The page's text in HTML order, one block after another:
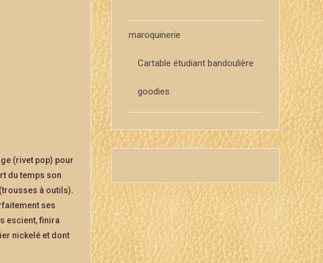
(rivet pop) pour
du temps son
à outils).
ses
escient, finira
nickelé et dont
maroquinerie
Cartable étudiant bandoulière
goodies